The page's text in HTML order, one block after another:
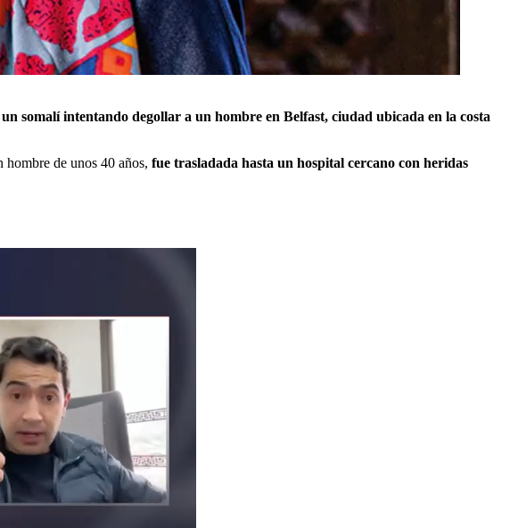
un somalí intentando degollar a un hombre en Belfast, ciudad ubicada en la costa
hombre de unos 40 años, fue trasladada hasta un hospital cercano con heridas